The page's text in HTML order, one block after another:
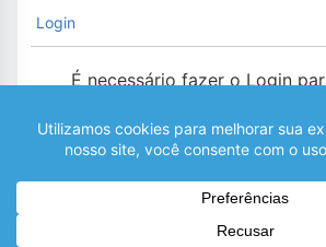
Login
É necessário fazer o Login
0 COMENTÁRIOS